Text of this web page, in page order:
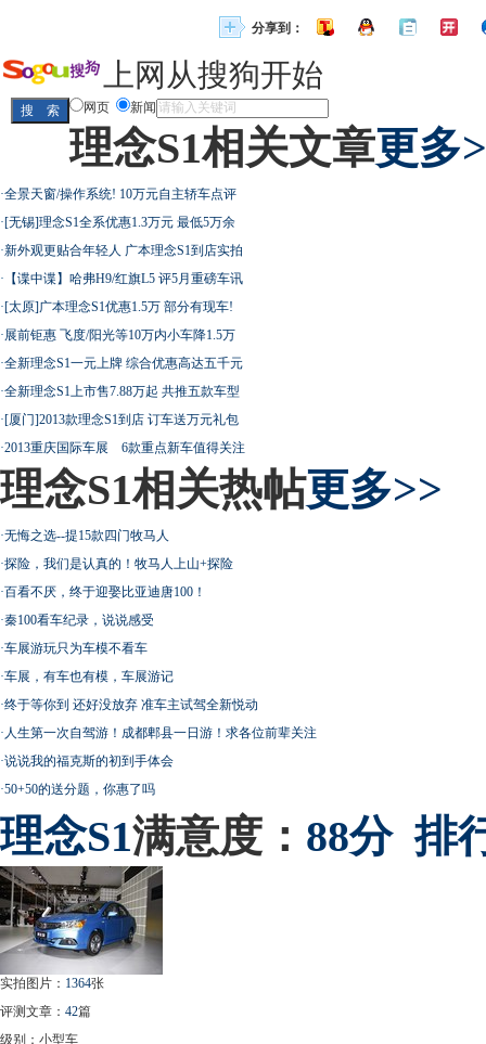
分享到：
上网从搜狗开始
网页 新闻
理念S1相关文章更多
·全景天窗/操作系统! 10万元自主轿车点评
·[无锡]理念S1全系优惠1.3万元 最低5万余
·新外观更贴合年轻人 广本理念S1到店实拍
· 【谍中谍】哈弗H9/红旗L5 评5月重磅车讯
·[太原]广本理念S1优惠1.5万 部分有现车!
·展前钜惠 飞度/阳光等10万内小车降1.5万
·全新理念S1一元上牌 综合优惠高达五千元
·全新理念S1上市售7.88万起 共推五款车型
·[厦门]2013款理念S1到店 订车送万元礼包
·2013重庆国际车展 6款重点新车值得关注
理念S1相关热帖更多>>
·无悔之选--提15款四门牧马人
·探险，我们是认真的！牧马人上山+探险
·百看不厌，终于迎娶比亚迪唐100！
·秦100看车纪录，说说感受
·车展游玩只为车模不看车
·车展，有车也有模，车展游记
·终于等你到 还好没放弃 准车主试驾全新悦动
· 人生第一次自驾游！成都郫县一日游！求各位前辈关注
·说说我的福克斯的初到手体会
·50+50的送分题，你惠了吗
理念S1满意度： 88分 排
实拍图片： 1364张
评测文章： 42篇
级别：小型车